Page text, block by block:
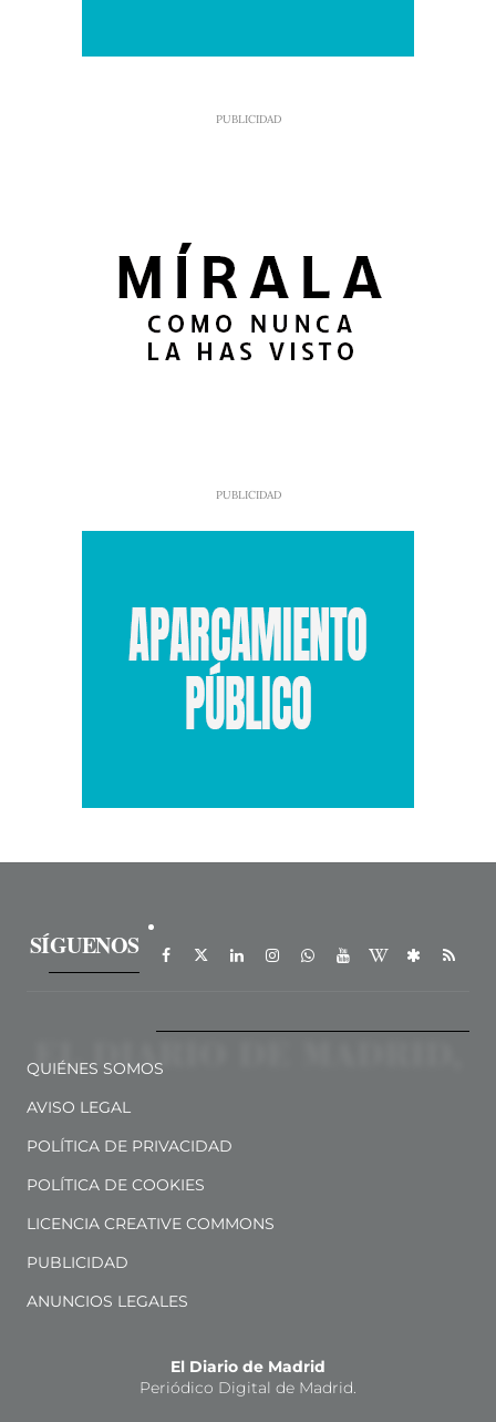
SÍGUENOS
QUIÉNES SOMOS
AVISO LEGAL
POLÍTICA DE PRIVACIDAD
POLÍTICA DE COOKIES
LICENCIA CREATIVE COMMONS
PUBLICIDAD
ANUNCIOS LEGALES
El Diario de Madrid
Periódico Digital de Madrid.